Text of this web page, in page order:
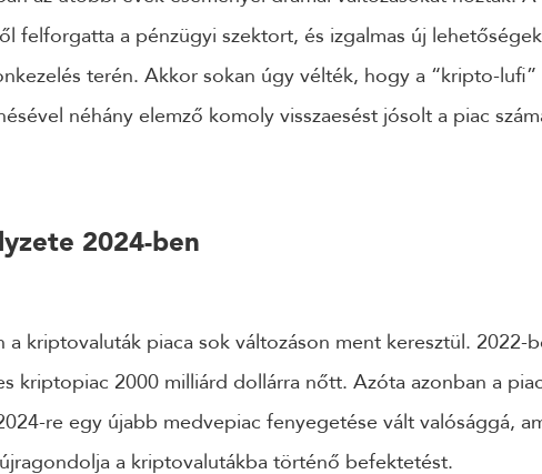
felforgatta a pénzügyi szektort, és izgalmas új
terén. Akkor sokan úgy vélték, hogy a “kripto-
néhány elemző komoly visszaesést jósolt a piac
2024-ben
kriptovaluták piaca sok változáson ment keresztül. 2022-
kriptopiac 2000 milliárd dollárra nőtt. Azóta azonban a
re egy újabb medvepiac fenyegetése vált valósággá,
a kriptovalutákba történő befektetést.